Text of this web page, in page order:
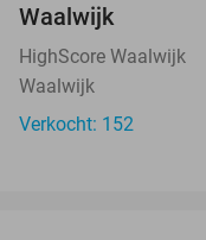
Waalwijk
HighScore Waalwijk
Waalwijk
Verkocht: 152